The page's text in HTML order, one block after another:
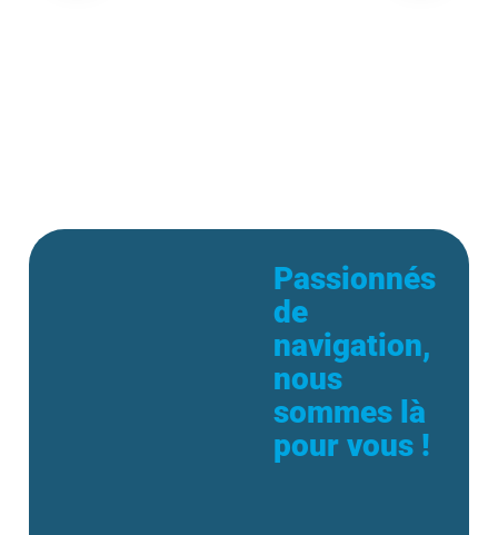
Passionnés
de
navigation,
nous
sommes là
pour vous !